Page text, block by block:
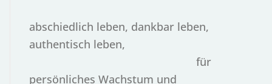
abschiedlich leben, dankbar leben,
authentisch leben,
für
persönliches Wachstum und